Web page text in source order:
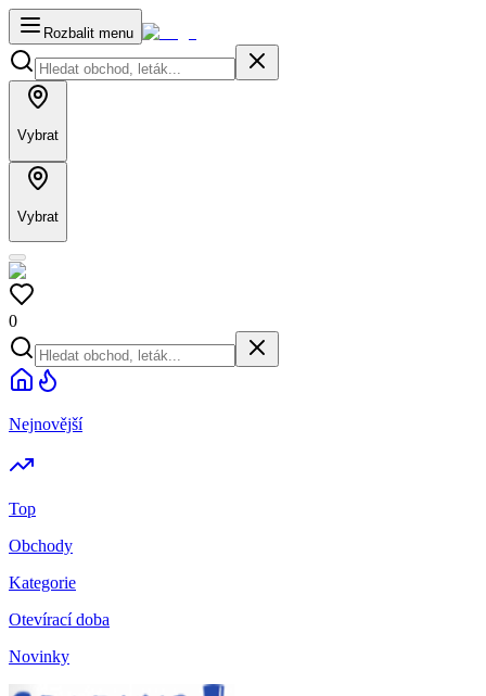
Rozbalit menu
Vybrat
Vybrat
0
Nejnovější
Top
Obchody
Kategorie
Otevírací doba
Novinky